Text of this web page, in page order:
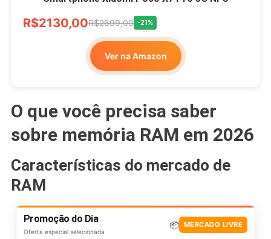
R$2130,00R$2699,00 -21%
Ver na Amazon
O que você precisa saber
sobre memória RAM em 2026
Características do mercado de
RAM
Promoção do Dia
Oferta especial selecionada
📦 MERCADO LIVRE